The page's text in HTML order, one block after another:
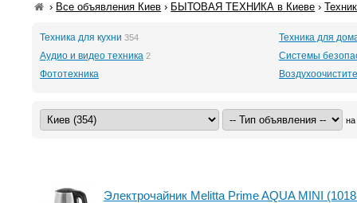
› Все объявления Киев › БЫТОВАЯ ТЕХНИКА в Киеве ›
Техника для кухни 354
Техника для
Аудио и видео техника 2
Системы
Фототехника
на
Электрочайник Melitta Prime AQUA MINI